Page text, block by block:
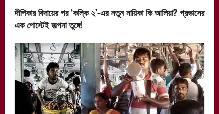
দীপিকার বিদায়ের পর ‘কল্কি ২’-এর নতুন নায়িকা কি আলিয়া? প্রভাসের
এক পোস্টেই জল্পনা তুঙ্গে!